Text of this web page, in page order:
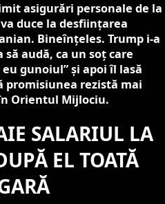
asigurări personale de la
duce la desființarea
Bineînțeles. Trump i-a
audă, ca un soț care
gunoiul” și apoi îl lasă
promisiunea rezistă mai
Orientul Mijlociu.
SALARIUL LA
EL TOATĂ